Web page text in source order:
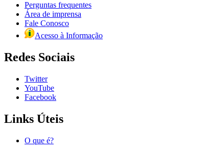
Perguntas frequentes
Área de imprensa
Fale Conosco
Acesso à Informação
Redes Sociais
Twitter
YouTube
Facebook
Links Úteis
O que é?